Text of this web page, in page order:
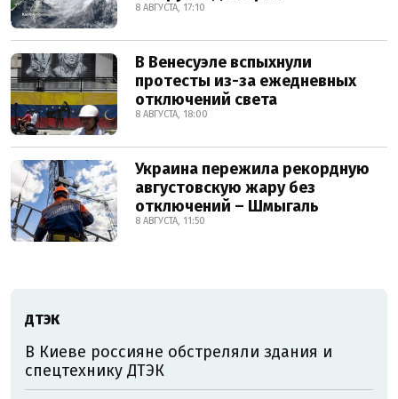
8 АВГУСТА, 17:10
В Венесуэле вспыхнули
протесты из-за ежедневных
отключений света
8 АВГУСТА, 18:00
Украина пережила рекордную
августовскую жару без
отключений – Шмыгаль
8 АВГУСТА, 11:50
ДТЭК
В Киеве россияне обстреляли здания и
спецтехнику ДТЭК